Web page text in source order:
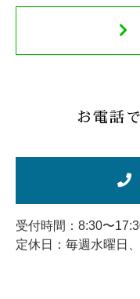
お電話
受付時間：8:30〜
定休日：毎週水曜日